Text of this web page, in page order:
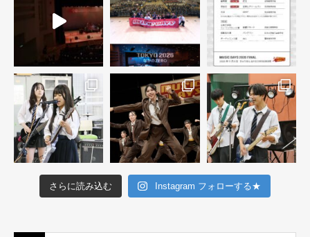
さらに読み込む Instagram フォローする★